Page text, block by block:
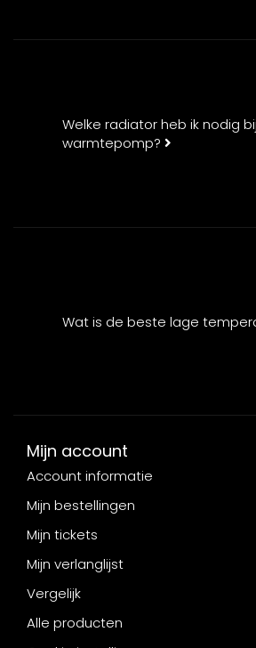
Welke radiator heb ik nodig
warmtepomp?
Wat is de beste lage
Mijn account
Account informatie
Mijn bestellingen
Mijn tickets
Mijn verlanglijst
Vergelijk
Alle producten